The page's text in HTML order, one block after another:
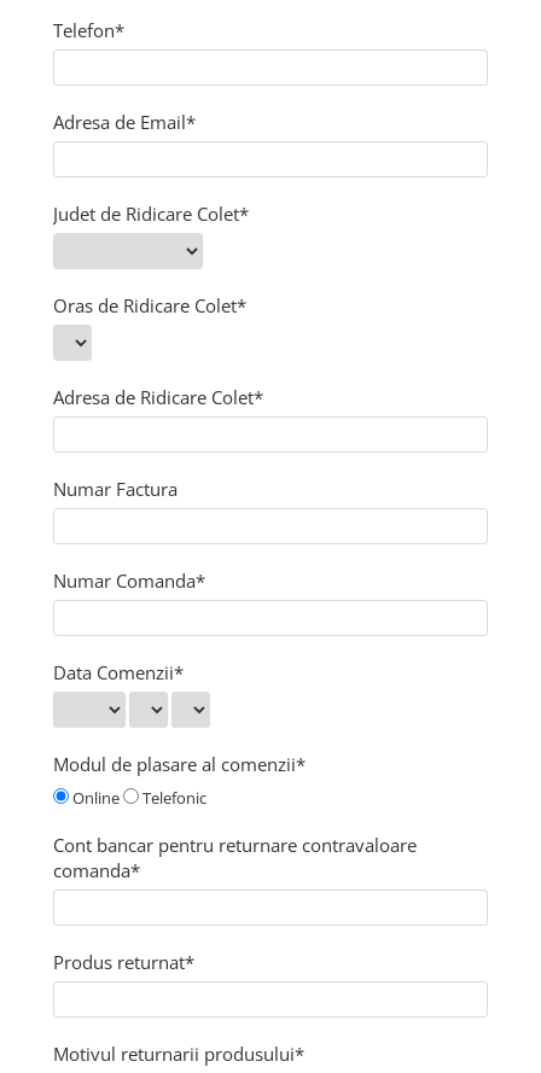
Telefon*
Adresa de Email*
Judet de Ridicare Colet*
Oras de Ridicare Colet*
Adresa de Ridicare Colet*
Numar Factura
Numar Comanda*
Data Comenzii*
Modul de plasare al comenzii*
Online Telefonic
Cont bancar pentru returnare contravaloare
comanda*
Produs returnat*
Motivul returnarii produsului*